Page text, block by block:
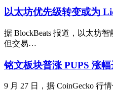
以太坊优先级转变或为
据 BlockBeats 报道，以太坊
但交易…
铭文板块普涨 PUPS 涨
9 月 27 日，据 CoinGecko 行